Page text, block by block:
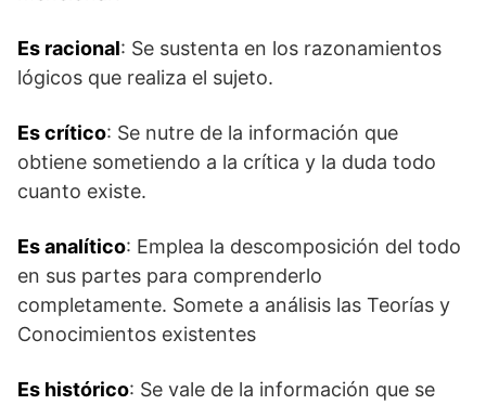
Es racional: Se sustenta en los razonamientos
lógicos que realiza el sujeto.
Es crítico: Se nutre de la información que
obtiene sometiendo a la crítica y la duda todo
cuanto existe.
Es analítico: Emplea la descomposición del todo
en sus partes para comprenderlo
completamente. Somete a análisis las Teorías y
Conocimientos existentes
Es histórico: Se vale de la información que se